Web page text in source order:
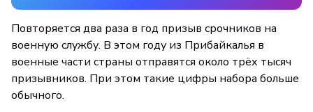
Повторяется два раза в год призыв срочников на
военную службу. В этом году из Прибайкалья в
военные части страны отправятся около трёх тысяч
призывников. При этом такие цифры набора больше
обычного.